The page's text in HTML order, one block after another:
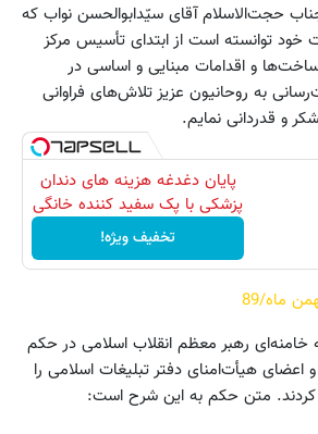
حجت‌الاسلام آقای سیّدابوالحسن نواب که
توانسته است از ابتدای تأسیس مرکز
و اقدامات مبنایی و اساسی در
به روحانیون عزیز تلاش‌های فراوانی
و قدردانی نمایم.
پایان دغدغه هزینه های دندان
پزشکی با پک سفید کننده خانگی
تخفیف ویژه!
رهبر معظم انقلاب اسلامی در حکم
هیأت‌امنای دفتر تبلیغات اسلامی را